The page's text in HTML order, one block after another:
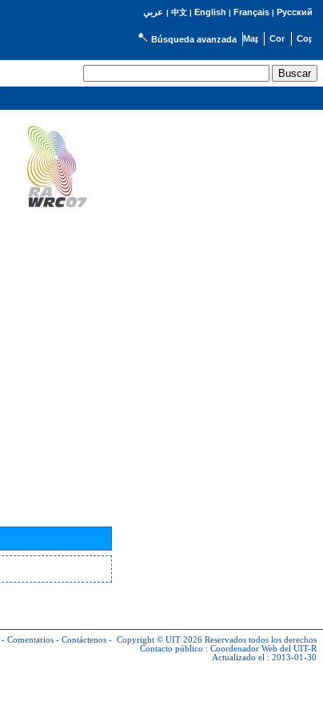
عربي | 中文| English | Français| Русский
Búsqueda avanzada
- Comentarios - Contáctenos - Copyright © UIT 2026 Reservados todos los derechos
Contacto público : Coordenador Web del UIT-R
Actualizado el : 2013-01-30